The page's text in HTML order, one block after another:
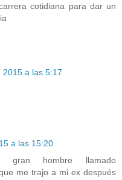
cotidiana para dar un
a las 5:17
a las 15:20
hombre llamado
me trajo a mi ex después